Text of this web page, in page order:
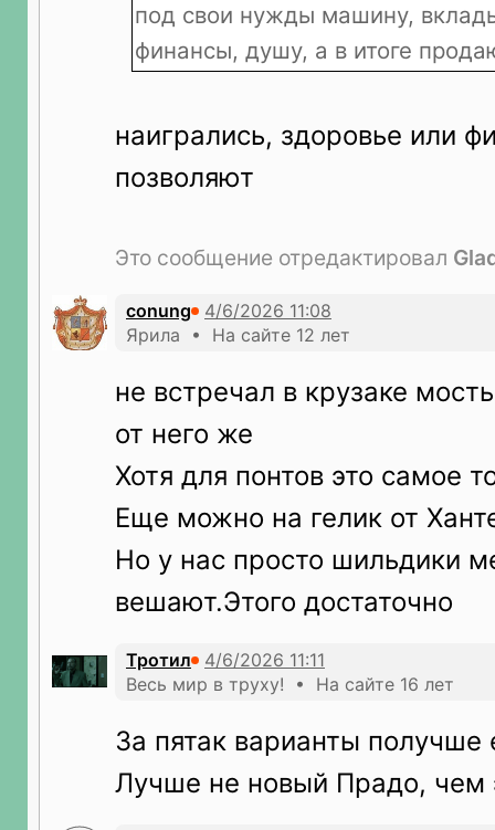
под свои нужды машину,
финансы, душу, а в итоге
наигрались, здоровье или
позволяют
Это сообщение отредактировал
conung
Ярила • На сайте 12 лет
не встречал в крузаке
от него же
Хотя для понтов это самое
Еще можно на гелик от
Но у нас просто шильдики
вешают.Этого достаточно
Тротил
Весь мир в труху! • На сайте 16 лет
За пятак варианты получше
Лучше не новый Прадо, чем